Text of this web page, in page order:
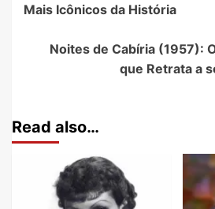
Mais Icônicos da História
Noites de Cabíria (1957):
que Retrata a
Read also…